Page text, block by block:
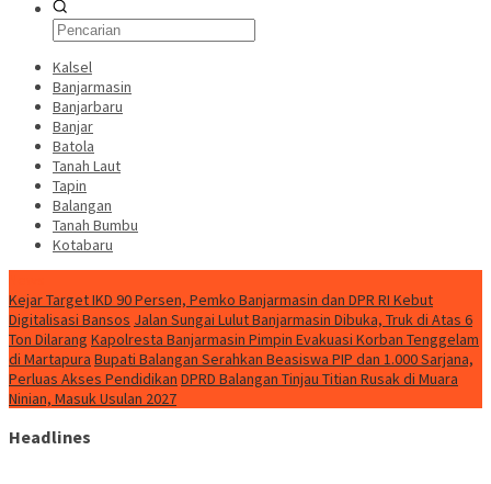
Kalsel
Banjarmasin
Banjarbaru
Banjar
Batola
Tanah Laut
Tapin
Balangan
Tanah Bumbu
Kotabaru
Kejar Target IKD 90 Persen, Pemko Banjarmasin dan DPR RI Kebut
Digitalisasi Bansos Jalan Sungai Lulut Banjarmasin Dibuka, Truk di Atas 6
Ton Dilarang Kapolresta Banjarmasin Pimpin Evakuasi Korban Tenggelam
di Martapura Bupati Balangan Serahkan Beasiswa PIP dan 1.000 Sarjana,
Perluas Akses Pendidikan DPRD Balangan Tinjau Titian Rusak di Muara
Ninian, Masuk Usulan 2027
Headlines